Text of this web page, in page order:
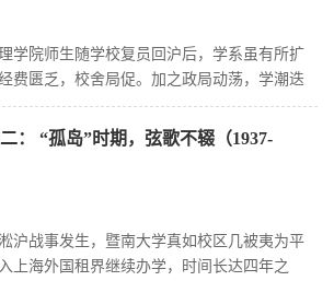
学院师生随学校复员回沪后，学系虽有所扩
费匮乏，校舍局促。加之政局动荡，学潮迭
： “孤岛”时期，弦歌不辍（1937-
沪战事发生，暨南大学真如校区几被夷为平
上海外国租界继续办学，时间长达四年之